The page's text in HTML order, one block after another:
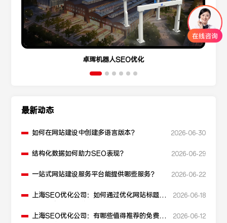
卓珲机器人SEO优化
最新动态
如何在网站建设中创建多语言版本？ 2026-06-30
结构化数据如何助力SEO表现？ 2026-06-29
一站式网站建设服务平台能提供哪些服务？ 2026-06-22
上海SEO优化公司：如何通过优化网站标题提
2026-06-18
上海SEO优化公司：有哪些值得推荐的免费
2026-06-12